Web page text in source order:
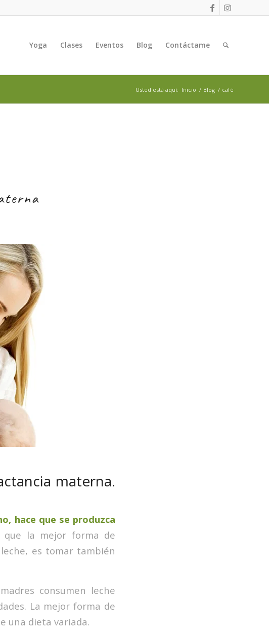
Yoga Clases Eventos Blog Contáctame
Usted está aquí: Inicio / Blog / café
materna.
hace que se produzca
que la mejor forma de
es tomar también
consumen leche
La mejor forma de
una dieta variada.